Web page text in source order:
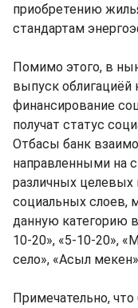
приобретению
стандартам
Помимо этого, в
выпуск облигациёй
финансирование
получат статус
Отбасы банк
направленными на
различных
социальных слоев,
данную категорию
10-20», «5-10-20»,
село», «Асыл
Примечательно,